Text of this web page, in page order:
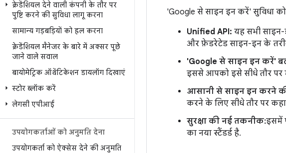
क्रेडेंशियल देने वाली कंपनी के तौर पर
पुष्टि करने की सुविधा लागू करना
सामान्य गड़बड़ियों को हल करना
क्रेडेंशियल मैनेजर के बारे में अक्सर पूछे
जाने वाले सवाल
बायोमेट्रिक ऑथेंटिकेशन डायलॉग दिखाएं
स्टोर ब्लॉक करें
लेगसी एपीआई
उपयोगकर्ताओं को अनुमति देना
उपयोगकर्ता को ऐक्सेस देने की अनुमति
'Google से साइन इन करें' सुविधा
Unified API: यह सभी साइन-
और फ़ेडरेटेड साइन-इन के
'Google से साइन इन करें'
इससे आपको इसे सीधे तौर पर
आसानी से साइन इन करने
करने के लिए सीधे तौर पर
सुरक्षा की नई तकनीक:इसमें
का नया स्टैंडर्ड है.